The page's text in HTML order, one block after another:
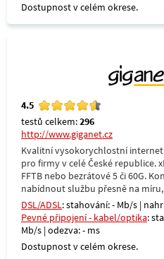
Dostupnost v celém okrese.
4.5
testů celkem:296
http://www.giganet.cz
Kvalitní vysokorychlostní
pro firmy v celé České republice.
FFTB nebo bezrátové 5 či 60G.
nabídnout službu přesně na míru,
DSL/ADSL: stahování: - Mb/s |
Pevné připojení - kabel/optika:
Mb/s | odezva: - ms
Dostupnost v celém okrese.